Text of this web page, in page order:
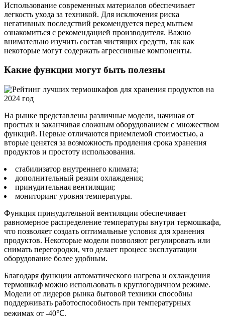
Использование современных материалов обеспечивает
легкость ухода за техникой. Для исключения риска
негативных последствий рекомендуется перед мытьем
ознакомиться с рекомендацией производителя. Важно
внимательно изучить состав чистящих средств, так как
некоторые могут содержать агрессивные компоненты.
Какие функции могут быть полезны
На рынке представлены различные модели, начиная от
простых и заканчивая сложным оборудованием с множеством
функций. Первые отличаются приемлемой стоимостью, а
вторые ценятся за возможность продления срока хранения
продуктов и простоту использования.
стабилизатор внутреннего климата;
дополнительный режим охлаждения;
принудительная вентиляция;
мониторинг уровня температуры.
Функция принудительной вентиляции обеспечивает
равномерное распределение температуры внутри термошкафа,
что позволяет создать оптимальные условия для хранения
продуктов. Некоторые модели позволяют регулировать или
снимать перегородки, что делает процесс эксплуатации
оборудование более удобным.
Благодаря функции автоматического нагрева и охлаждения
термошкаф можно использовать в круглогодичном режиме.
Модели от лидеров рынка бытовой техники способны
поддерживать работоспособность при температурных
режимах от -40℃.